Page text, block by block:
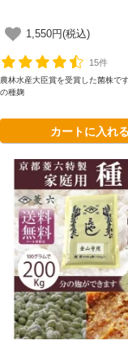
1,550円(税込)
15件
農林水産大臣賞を受賞した菌株で
の種麹
カートに入れる